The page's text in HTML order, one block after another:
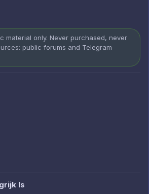
material only. Never purchased, never
public forums and Telegram
Is